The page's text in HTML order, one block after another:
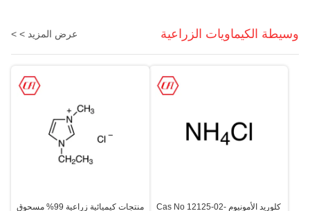
وسيطة الكيماويات الزراعية عرض المزيد > >
كلوريد الأمونيوم Cas No 12125-02-
منتجات كيميائية زراعية 99% مسحوق